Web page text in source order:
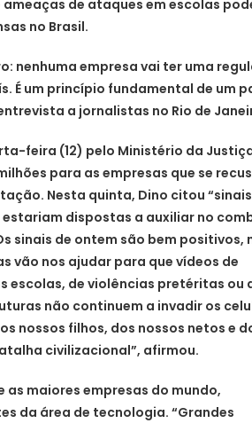
de ataques em escolas
no Brasil.
nenhuma empresa vai ter uma
É um princípio fundamental de um
a jornalistas no Rio de
feira (12) pelo Ministério da
para as empresas que se
Nesta quinta, Dino citou “sinais
estariam dispostas a auxiliar no
sinais de ontem são bem positivos,
vão nos ajudar para que vídeos de
escolas, de violências pretéritas ou
não continuem a invadir os
nossos filhos, dos nossos netos e
civilizacional”, afirmou.
as maiores empresas do mundo,
da área de tecnologia. “Grandes